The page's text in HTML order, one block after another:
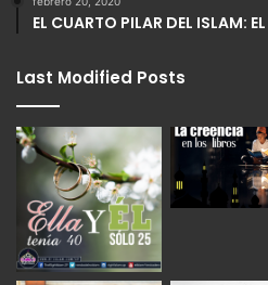
EL CUARTO PILAR DEL ISLAM:
Last Modified Posts